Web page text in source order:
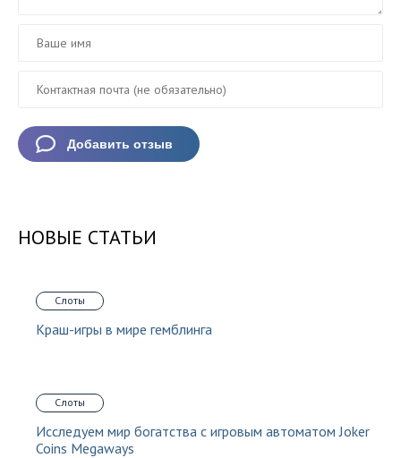
НОВЫЕ СТАТЬИ
Слоты
Краш-игры в мире гемблинга
Слоты
Исследуем мир богатства с игровым автоматом Joker
Coins Megaways